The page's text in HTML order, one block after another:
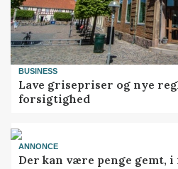
BUSINESS
Lave grisepriser og nye
forsigtighed
ANNONCE
Der kan være penge gemt,